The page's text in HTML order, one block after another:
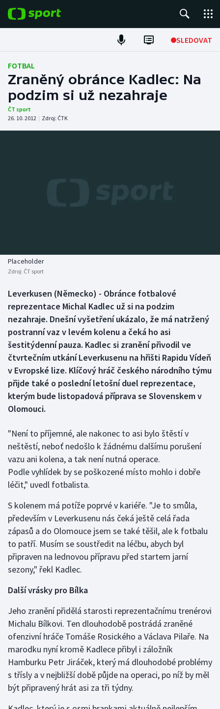
SLEDOVAT
Fotbal
Hokej
Tenis
Atletika
Biatlon
Boby a skeleton
Box
Curling
Dostihy
Florbal
Golf
Gymnastika
Házená
Jezdectví
Judo
Krasobruslení
Lyže a snowboard
Moderní pětiboj
Motorsport
Olympijské hry
Aplikace ČT sport
AZ kvíz
FOTBAL
Zraněný obránce Kadlec: Na
podzim si už nezahraje
ČT sport
26. 10. 2012 | Zdroj: ČTK
Placeholder
Zdroj: ČT sport
Leverkusen (Německo) - Obránce fotbalové
reprezentace Michal Kadlec už si na podzim
nezahraje. Dnešní vyšetření ukázalo, že má natržený
postranní vaz v levém kolenu a čeká ho asi
šestitýdenní pauza. Kadlec si zranění přivodil ve
čtvrtečním utkání Leverkusenu na hřišti Rapidu Vídeň
v Evropské lize. Klíčový hráč českého národního týmu
přijde také o poslední letošní duel reprezentace,
kterým bude listopadová příprava se Slovenskem v
Olomouci.
"Není to příjemné, ale nakonec to asi bylo štěstí v
neštěstí, neboť nedošlo k žádnému dalšímu porušení
vazu ani kolena, a tak není nutná operace.
Podle vyhlídek by se poškozené místo mohlo i dobře
léčit," uvedl fotbalista.
S kolenem má potíže poprvé v kariéře. "Je to smůla,
především v Leverkusenu nás čeká ještě celá řada
zápasů a do Olomouce jsem se také těšil, ale k fotbalu
to patří. Musím se soustředit na léčbu, abych byl
připraven na lednovou přípravu před startem jarní
sezony," řekl Kadlec.
Další vrásky pro Bílka
Jeho zranění přidělá starosti reprezentačnímu trenérovi
Michalu Bílkovi. Ten dlouhodobě postrádá zraněné
ofenzivní hráče Tomáše Rosického a Václava Pilaře. Na
marodku nyní kromě Kadlece přibyl i záložník
Hamburku Petr Jiráček, který má dlouhodobé problémy
s třísly a v nejbližší době půjde na operaci, po níž by měl
být připravený hrát asi za tři týdny.